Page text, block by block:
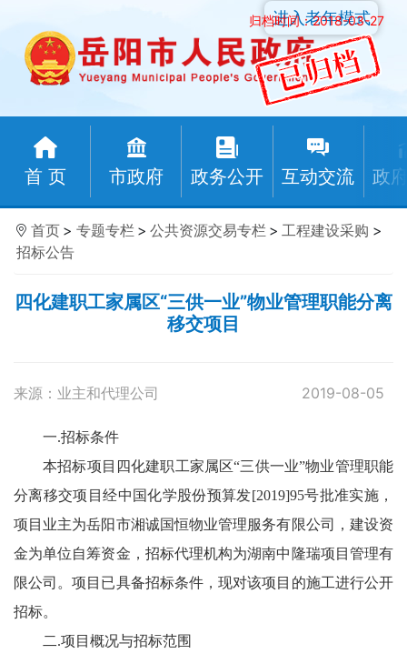
归档时间：2018-03-27
首 页 市政府 政务公开 互动交流 政
进入老年模式
首页 > 专题专栏 > 公共资源交易专栏 > 工程建设采购 >
招标公告
四化建职工家属区“三供一业”物业管理职能分离
移交项目
来源：业主和代理公司 2019-08-05
一.招标条件
本招标项目四化建职工家属区“三供一业”物业管理职能
分离移交项目经中国化学股份预算发[2019]95号批准实施，
项目业主为岳阳市湘诚国恒物业管理服务有限公司，建设资
金为单位自筹资金，招标代理机构为湖南中隆瑞项目管理有
限公司。项目已具备招标条件，现对该项目的施工进行公开
招标。
二.项目概况与招标范围